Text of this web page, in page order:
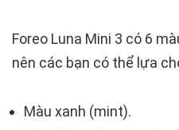
Foreo Luna Mini 3 có 6
nên các bạn có thể lựa
Màu xanh (mint).